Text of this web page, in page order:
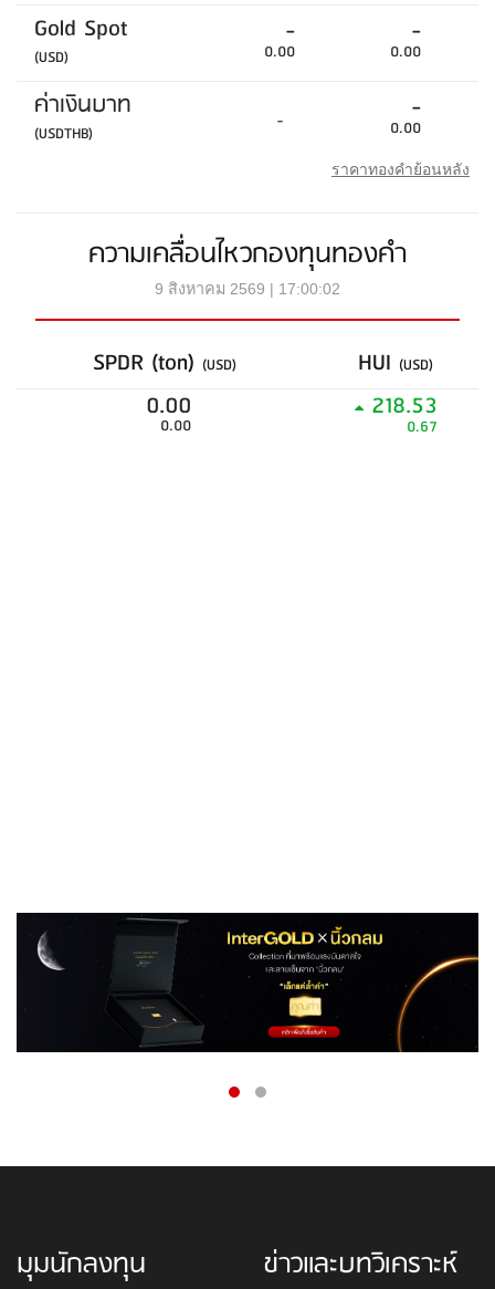
Gold Spot
(USD)
-
0.00
-
0.00
ค่าเงินบาท
(USDTHB) - -
0.00
ราคาทองคำย้อนหลัง
ความเคลื่อนไหวกองทุนทองคำ
9 สิงหาคม 2569 | 17:00:02
SPDR (ton) (USD) HUI (USD)
0.00
0.00
218.53
0.67
มุมนักลงทุน ข่าวและบทวิเคราะห์